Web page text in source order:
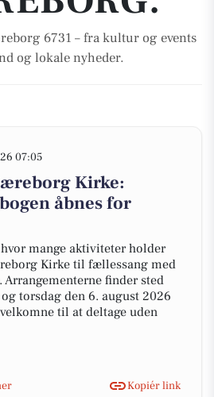
6731 – fra kultur og events
og lokale nyheder.
07:05
Kirke:
åbnes for
mange aktiviteter holder
Kirke til fællessang med
Arrangementerne finder sted
torsdag den 6. august 2026
til at deltage uden
Kopiér link